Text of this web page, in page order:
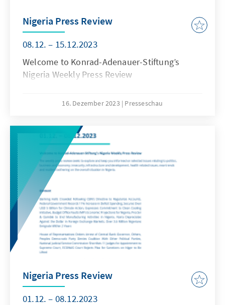
Nigeria Press Review
08.12. – 15.12.2023
Welcome to Konrad-Adenauer-Stiftung’s
Nigeria Weekly Press Review
16. Dezember 2023 Presseschau
Nigeria Press Review
01.12. – 08.12.2023